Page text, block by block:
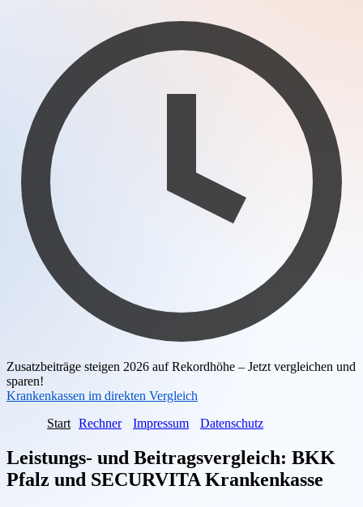
Zusatzbeiträge steigen 2026 auf Rekordhöhe – Jetzt vergleichen und
sparen!
Krankenkassen im direkten Vergleich
Start Rechner Impressum Datenschutz
Leistungs- und Beitragsvergleich: BKK
Pfalz und SECURVITA Krankenkasse